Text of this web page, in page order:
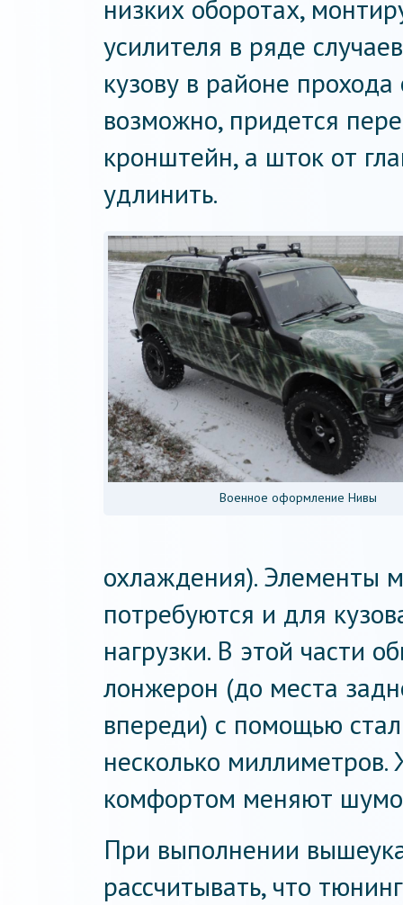
низких оборотах,
усилителя в ряде
кузову в районе прохода
возможно, придется
кронштейн, а шток от
удлинить.
Военное оформление Нивы
охлаждения). Элементы
потребуются и для
нагрузки. В этой части
лонжерон (до места
впереди) с помощью
несколько
комфортом меняют
При выполнении
рассчитывать, что